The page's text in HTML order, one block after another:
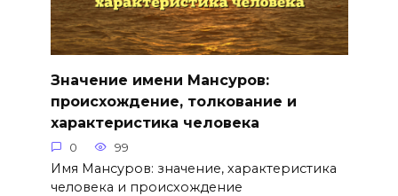
Значение имени Мансуров:
происхождение, толкование и
характеристика человека
0 99
Имя Мансуров: значение, характеристика
человека и происхождение